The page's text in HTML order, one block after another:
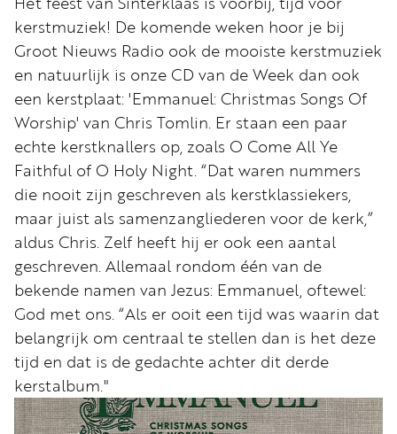
kerstmuziek! De komende weken hoor je bij
Groot Nieuws Radio ook de mooiste kerstmuziek
en natuurlijk is onze CD van de Week dan ook
een kerstplaat: 'Emmanuel: Christmas Songs Of
Worship' van Chris Tomlin. Er staan een paar
echte kerstknallers op, zoals O Come All Ye
Faithful of O Holy Night. “Dat waren nummers
die nooit zijn geschreven als kerstklassiekers,
maar juist als samenzangliederen voor de kerk,”
aldus Chris. Zelf heeft hij er ook een aantal
geschreven. Allemaal rondom één van de
bekende namen van Jezus: Emmanuel, oftewel:
God met ons. “Als er ooit een tijd was waarin dat
belangrijk om centraal te stellen dan is het deze
tijd en dat is de gedachte achter dit derde
kerstalbum."
nu
vriend
Businessclub
Adverteren
Winkel
Privacy
reglement
Algemene
voorwaarden